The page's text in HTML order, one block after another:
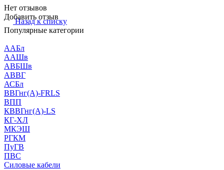
Нет отзывов
Добавить отзыв
Назад к списку
Популярные категории
ААБл
ААШв
АВБШв
АВВГ
АСБл
ВВГнг(А)-FRLS
ВПП
КВВГнг(А)-LS
КГ-ХЛ
МКЭШ
РГКМ
ПуГВ
ПВС
Силовые кабели